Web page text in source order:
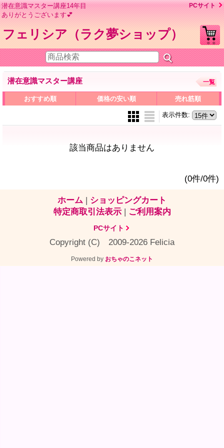
潜在意識マスター講座14年目
ありがとうございます💕
PCサイト
フェリシア（ラク夢ショップ）
潜在意識マスター講座 一覧
おすすめ順 価格の安い順 売れ筋順
表示件数:
該当商品はありません
(0件/0件)
ホーム | ショッピングカート
特定商取引法表示 | ご利用案内
PCサイト
Copyright (C) 2009-2026 Felicia
Powered by おちゃのこネット